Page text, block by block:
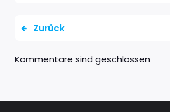
Zurück
Kommentare sind geschlossen